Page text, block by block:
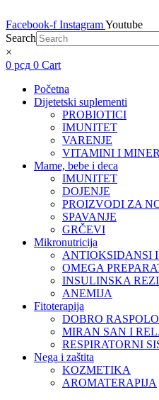
Facebook-f InstagramYoutube
Search
×
0 рсд 0 Cart
Početna
Dijetetski suplementi
PROBIOTICI
IMUNITET
VARENJE
VITAMINI I
Mame, bebe i deca
IMUNITET
DOJENJE
PROIZVODI ZA
SPAVANJE
GRČEVI
Mikronutricija
ANTIOKSIDANSI
OMEGA
INSULINSKA
ANEMIJA
Fitoterapija
DOBRO
MIRAN SAN I
RESPIRATORNI
Nega i zaštita
KOZMETIKA
AROMATERAPIJA